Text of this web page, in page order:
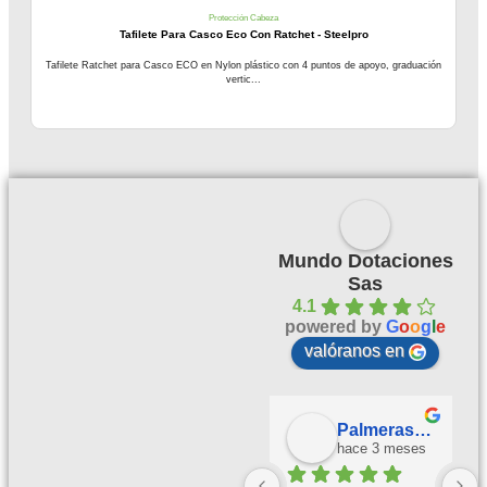
Protección Cabeza
Tafilete Para Casco Eco Con Ratchet - Steelpro
Tafilete Ratchet para Casco ECO en Nylon plástico con 4 puntos de apoyo, graduación
vertic...
Mundo Dotaciones
Sas
4.1
powered by Goog e
valóranos en
Palmeras Doradas
hace 3 meses